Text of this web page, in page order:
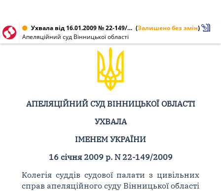
Ухвала від 16.01.2009 № 22-149/2009 (Залишено без змін)
Апеляційний суд Вінницької області
АПЕЛЯЦІЙНИЙ СУД ВІННИЦЬКОЇ ОБЛАСТІ
УХВАЛА
ІМЕНЕМ УКРАЇНИ
16 січня 2009 р. N 22-149/2009
Колегія суддів судової палати з цивільних
справ апеляційного суду Вінницької області